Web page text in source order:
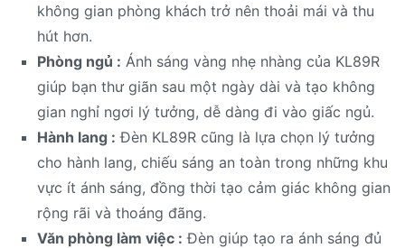
không gian phòng khách trở nên thoải mái và thu
hút hơn.
Phòng ngủ : Ánh sáng vàng nhẹ nhàng của KL89R
giúp bạn thư giãn sau một ngày dài và tạo không
gian nghỉ ngơi lý tưởng, dễ dàng đi vào giấc ngủ.
Hành lang : Đèn KL89R cũng là lựa chọn lý tưởng
cho hành lang, chiếu sáng an toàn trong những khu
vực ít ánh sáng, đồng thời tạo cảm giác không gian
rộng rãi và thoáng đãng.
Văn phòng làm việc : Đèn giúp tạo ra ánh sáng đủ